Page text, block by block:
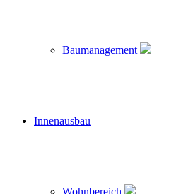
Baumanagement
Innenausbau
Wohnbereich